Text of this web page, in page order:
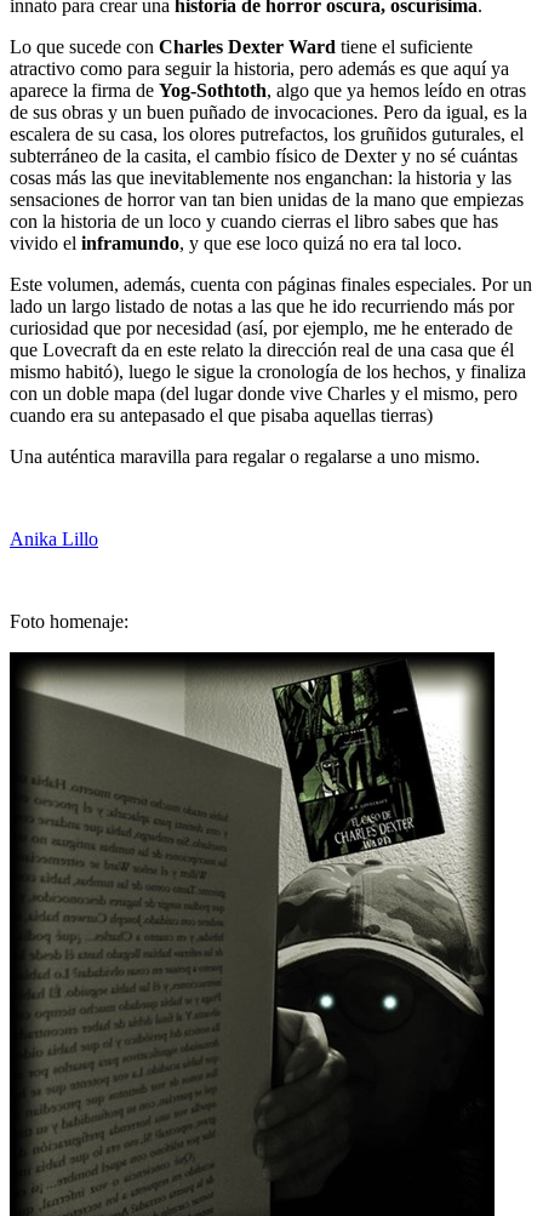
innato para crear una historia de horror oscura, oscurísima.
Lo que sucede con Charles Dexter Ward tiene el suficiente
atractivo como para seguir la historia, pero además es que aquí ya
aparece la firma de Yog-Sothtoth, algo que ya hemos leído en otras
de sus obras y un buen puñado de invocaciones. Pero da igual, es la
escalera de su casa, los olores putrefactos, los gruñidos guturales, el
subterráneo de la casita, el cambio físico de Dexter y no sé cuántas
cosas más las que inevitablemente nos enganchan: la historia y las
sensaciones de horror van tan bien unidas de la mano que empiezas
con la historia de un loco y cuando cierras el libro sabes que has
vivido el inframundo, y que ese loco quizá no era tal loco.
Este volumen, además, cuenta con páginas finales especiales. Por un
lado un largo listado de notas a las que he ido recurriendo más por
curiosidad que por necesidad (así, por ejemplo, me he enterado de
que Lovecraft da en este relato la dirección real de una casa que él
mismo habitó), luego le sigue la cronología de los hechos, y finaliza
con un doble mapa (del lugar donde vive Charles y el mismo, pero
cuando era su antepasado el que pisaba aquellas tierras)
Una auténtica maravilla para regalar o regalarse a uno mismo.
Anika Lillo
Foto homenaje: